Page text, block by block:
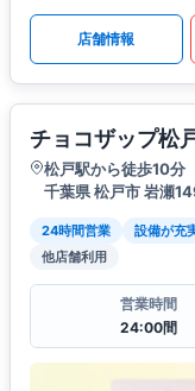
店舗情報
チョコザップ松
松戸駅から徒歩10分
千葉県 松戸市 岩瀬
24時間営業 設備が充
他店舗利用
営業時間
24:00間